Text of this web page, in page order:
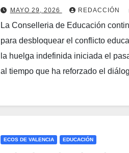
alumnado valenciano
MAYO 29, 2026 REDACCIÓN
La Conselleria de Educación
para desbloquear el conflicto
la huelga indefinida iniciada el
al tiempo que ha reforzado el
ECOS DE VALENCIA EDUCACIÓN